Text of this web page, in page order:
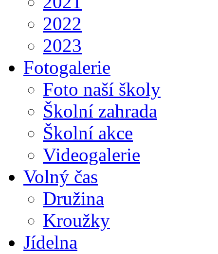
2022
2023
Fotogalerie
Foto naší školy
Školní zahrada
Školní akce
Videogalerie
Volný čas
Družina
Kroužky
Jídelna